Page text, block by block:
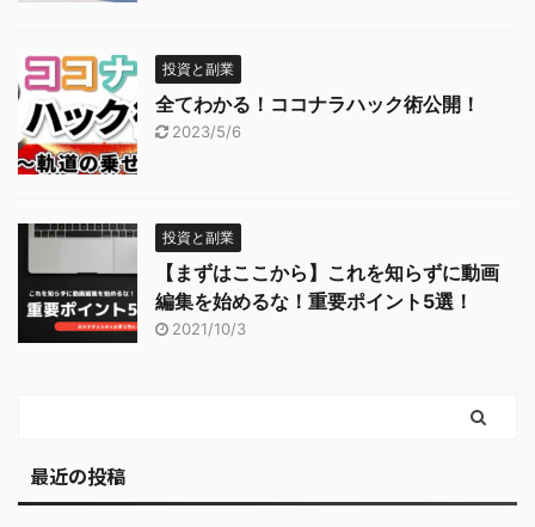
投資と副業
全てわかる！ココナラハック術公開！
2023/5/6
投資と副業
【まずはここから】これを知らずに動画
編集を始めるな！重要ポイント5選！
2021/10/3
最近の投稿